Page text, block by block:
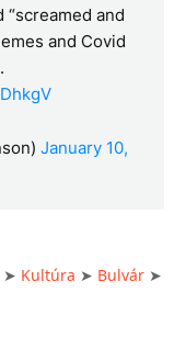
and
and Covid
January 10,
➤ Kultúra ➤ Bulvár ➤